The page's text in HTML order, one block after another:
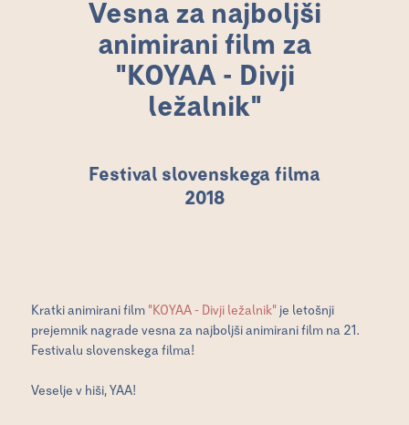
Vesna za najboljši
animirani film za
"KOYAA - Divji
ležalnik"
Festival slovenskega filma
2018
Kratki animirani film "KOYAA - Divji ležalnik" je letošnji
prejemnik nagrade vesna za najboljši animirani film na 21.
Festivalu slovenskega filma!
Veselje v hiši, YAA!